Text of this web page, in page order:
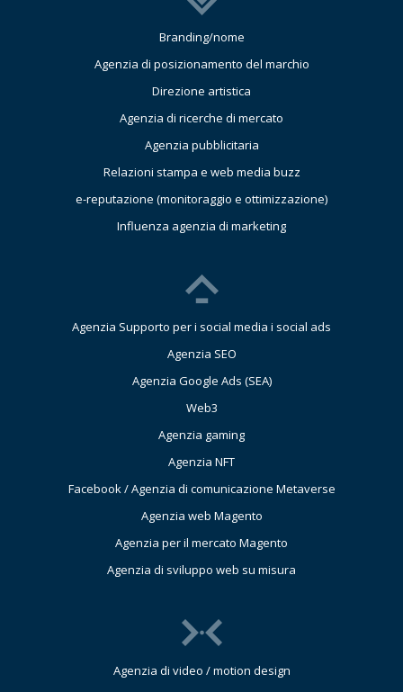
Branding/nome
Agenzia di posizionamento del marchio
Direzione artistica
Agenzia di ricerche di mercato
Agenzia pubblicitaria
Relazioni stampa e web media buzz
e-reputazione (monitoraggio e ottimizzazione)
Influenza agenzia di marketing
Agenzia Supporto per i social media i social ads
Agenzia SEO
Agenzia Google Ads (SEA)
Web3
Agenzia gaming
Agenzia NFT
Facebook / Agenzia di comunicazione Metaverse
Agenzia web Magento
Agenzia per il mercato Magento
Agenzia di sviluppo web su misura
Agenzia di video / motion design